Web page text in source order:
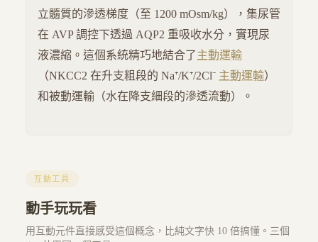
立髓質的滲透梯度（至 1200 mOsm/kg），集尿管
在 AVP 調控下透過 AQP2 重吸收水分，實現尿
液濃縮。這個系統精巧地結合了主動運輸
（NKCC2 在升支粗段的 Na⁺/K⁺/2Cl⁻ 主動運輸）
和被動運輸（水在降支細段的滲透流動）。
互動工具
動手玩玩看
用互動元件直接感受這個概念，比純文字快 10 倍搞懂。三個